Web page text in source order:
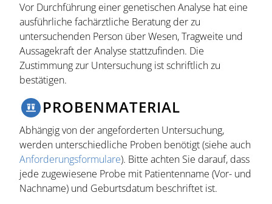
Vor Durchführung einer genetischen Analyse hat eine
ausführliche fachärztliche Beratung der zu
untersuchenden Person über Wesen, Tragweite und
Aussagekraft der Analyse stattzufinden. Die
Zustimmung zur Untersuchung ist schriftlich zu
bestätigen.
PROBENMATERIAL
Abhängig von der angeforderten Untersuchung,
werden unterschiedliche Proben benötigt (siehe auch
Anforderungsformulare). Bitte achten Sie darauf, dass
jede zugewiesene Probe mit Patientenname (Vor- und
Nachname) und Geburtsdatum beschriftet ist.